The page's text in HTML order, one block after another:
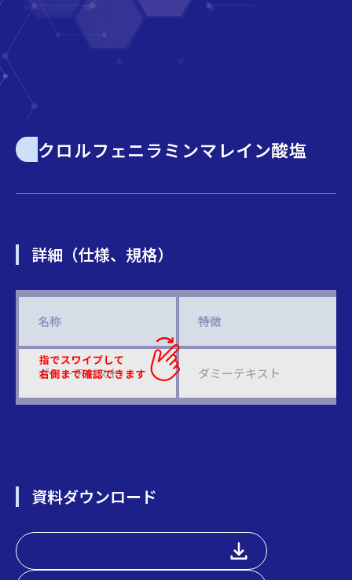
クロルフェニラミンマレイン酸塩
詳細（仕様、規格）
名称 特徴
ダミーテキスト ダミーテキスト
資料ダウンロード